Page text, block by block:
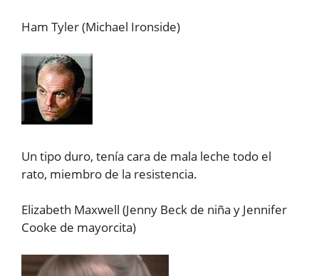
Ham Tyler (Michael Ironside)
Un tipo duro, tenía cara de mala leche todo el
rato, miembro de la resistencia.
Elizabeth Maxwell (Jenny Beck de niña y Jennifer
Cooke de mayorcita)